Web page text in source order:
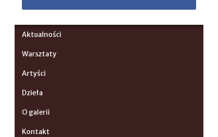
Aktualności
Warsztaty
Artyści
Dzieła
O galerii
Kontakt